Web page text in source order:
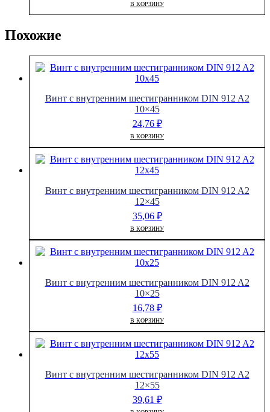
В КОРЗИНУ
Похожие
Винт с внутренним шестигранником DIN 912 A2
10×45
24,76 ₽
В КОРЗИНУ
Винт с внутренним шестигранником DIN 912 A2
12×45
35,06 ₽
В КОРЗИНУ
Винт с внутренним шестигранником DIN 912 A2
10×25
16,78 ₽
В КОРЗИНУ
Винт с внутренним шестигранником DIN 912 A2
12×55
39,61 ₽